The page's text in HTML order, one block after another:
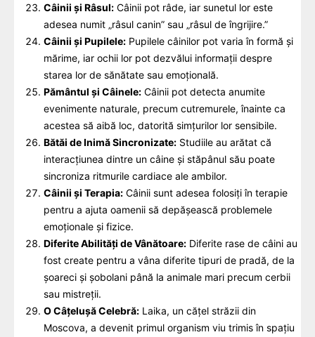
Câinii și Râsul: Câinii pot râde, iar sunetul lor este
adesea numit „râsul canin” sau „râsul de îngrijire.”
Câinii și Pupilele: Pupilele câinilor pot varia în formă și
mărime, iar ochii lor pot dezvălui informații despre
starea lor de sănătate sau emoțională.
Pământul și Câinele: Câinii pot detecta anumite
evenimente naturale, precum cutremurele, înainte ca
acestea să aibă loc, datorită simțurilor lor sensibile.
Bătăi de Inimă Sincronizate: Studiile au arătat că
interacțiunea dintre un câine și stăpânul său poate
sincroniza ritmurile cardiace ale ambilor.
Câinii și Terapia: Câinii sunt adesea folosiți în terapie
pentru a ajuta oamenii să depășească problemele
emoționale și fizice.
Diferite Abilități de Vânătoare: Diferite rase de câini au
fost create pentru a vâna diferite tipuri de pradă, de la
șoareci și șobolani până la animale mari precum cerbii
sau mistreții.
O Câțelușă Celebră: Laika, un cățel străzii din
Moscova, a devenit primul organism viu trimis în spațiu